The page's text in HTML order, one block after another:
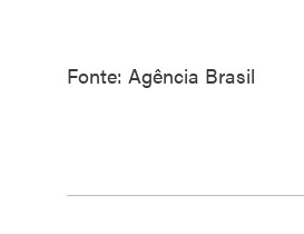
Fonte: Agência Brasil